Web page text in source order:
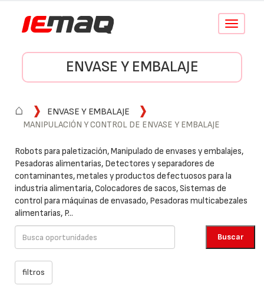
Conmutar
ENVASE Y EMBALAJE
⌂
ENVASE Y EMBALAJE
MANIPULACIÓN Y CONTROL DE ENVASE Y EMBALAJE
Robots para paletización, Manipulado de envases y embalajes,
Pesadoras alimentarias, Detectores y separadores de
contaminantes, metales y productos defectuosos para la
industria alimentaria, Colocadores de sacos, Sistemas de
control para máquinas de envasado, Pesadoras multicabezales
alimentarias, P...